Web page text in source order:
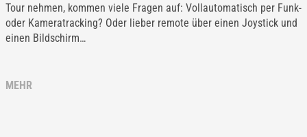
Tour nehmen, kommen viele Fragen auf: Vollautomatisch per Funk-
oder Kameratracking? Oder lieber remote über einen Joystick und
einen Bildschirm…
MEHR